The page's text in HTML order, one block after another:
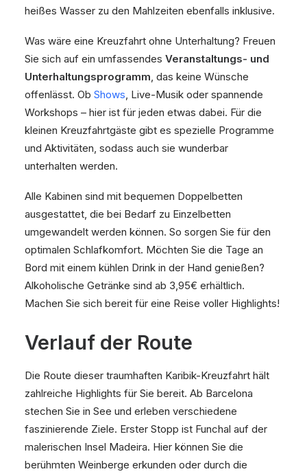
heißes Wasser zu den Mahlzeiten ebenfalls inklusive.
Was wäre eine Kreuzfahrt ohne Unterhaltung? Freuen
Sie sich auf ein umfassendes Veranstaltungs- und
Unterhaltungsprogramm, das keine Wünsche
offenlässt. Ob Shows, Live-Musik oder spannende
Workshops – hier ist für jeden etwas dabei. Für die
kleinen Kreuzfahrtgäste gibt es spezielle Programme
und Aktivitäten, sodass auch sie wunderbar
unterhalten werden.
Alle Kabinen sind mit bequemen Doppelbetten
ausgestattet, die bei Bedarf zu Einzelbetten
umgewandelt werden können. So sorgen Sie für den
optimalen Schlafkomfort. Möchten Sie die Tage an
Bord mit einem kühlen Drink in der Hand genießen?
Alkoholische Getränke sind ab 3,95€ erhältlich.
Machen Sie sich bereit für eine Reise voller Highlights!
Verlauf der Route
Die Route dieser traumhaften Karibik-Kreuzfahrt hält
zahlreiche Highlights für Sie bereit. Ab Barcelona
stechen Sie in See und erleben verschiedene
faszinierende Ziele. Erster Stopp ist Funchal auf der
malerischen Insel Madeira. Hier können Sie die
berühmten Weinberge erkunden oder durch die